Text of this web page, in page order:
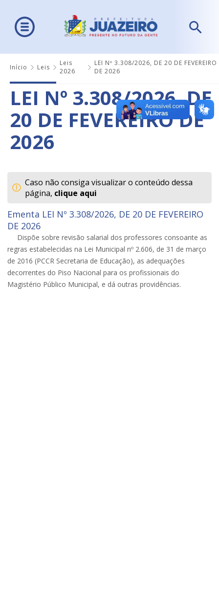
Início Leis
Leis
2026
LEI Nº 3.308/2026, DE 20 DE FEVEREIRO
DE 2026
LEI Nº 3.308/2026, DE
20 DE FEVEREIRO DE
2026
Caso não consiga visualizar o conteúdo dessa
página, clique aqui
Ementa LEI Nº 3.308/2026, DE 20 DE FEVEREIRO
DE 2026
Dispõe sobre revisão salarial dos professores consoante as
regras estabelecidas na Lei Municipal nº 2.606, de 31 de março
de 2016 (PCCR Secretaria de Educação), as adequações
decorrentes do Piso Nacional para os profissionais do
Magistério Público Municipal, e dá outras providências.